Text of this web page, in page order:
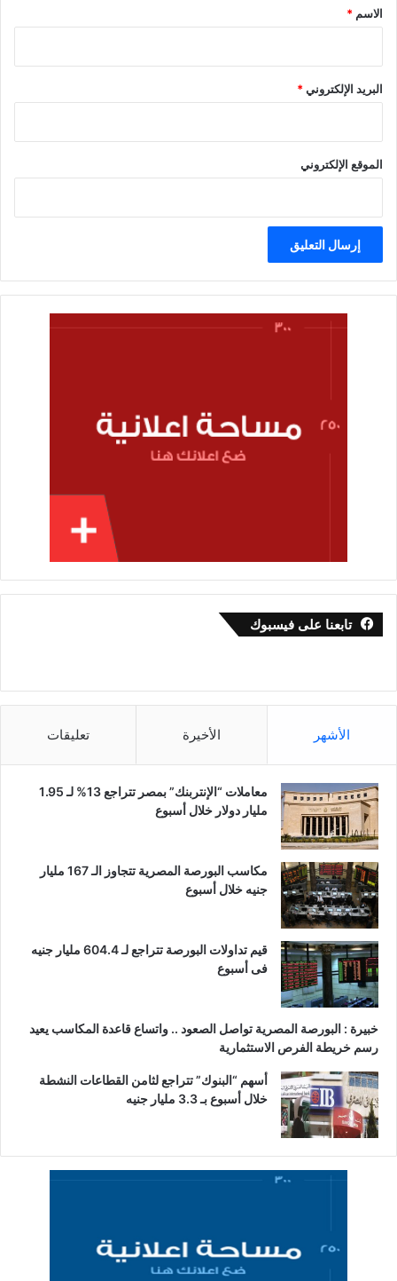
*
الاسم *
البريد الإلكتروني*
الموقع الإلكتروني
تابعنا على فيسبوك
الأشهر الأخيرة تعليقات
معاملات “الإنتربنك” بمصر تتراجع 13% لـ 1.95
مليار دولار خلال أسبوع
مكاسب البورصة المصرية تتجاوز الـ 167 مليار
جنيه خلال أسبوع
قيم تداولات البورصة تتراجع لـ 604.4 مليار جنيه
فى أسبوع
خبيرة : البورصة المصرية تواصل الصعود .. واتساع قاعدة المكاسب يعيد
رسم خريطة الفرص الاستثمارية
أسهم “البنوك” تتراجع لثامن القطاعات النشطة
خلال أسبوع بـ 3.3 مليار جنيه